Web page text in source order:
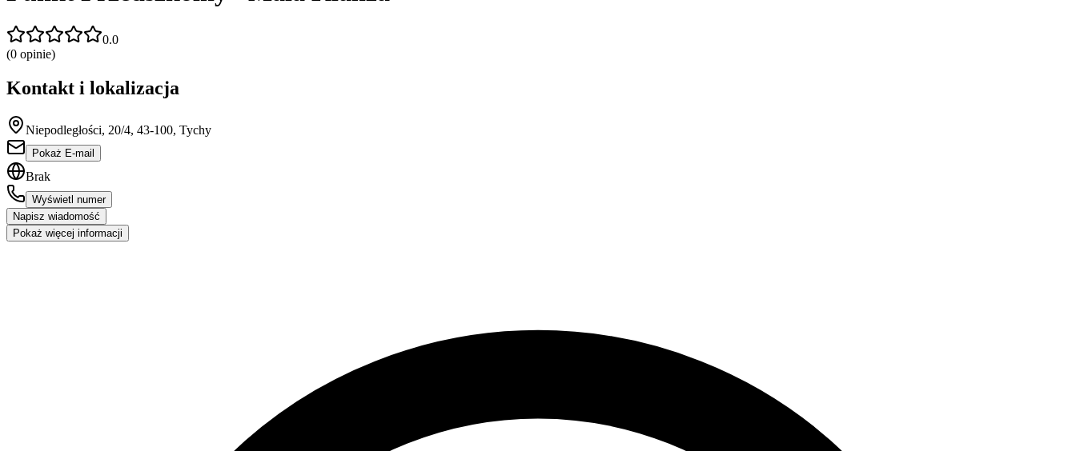
0.0
(0 opinie)
Kontakt i lokalizacja
Niepodległości, 20/4, 43-100, Tychy
Pokaż E-mail
Brak
Wyświetl numer
Napisz wiadomość
Pokaż więcej informacji